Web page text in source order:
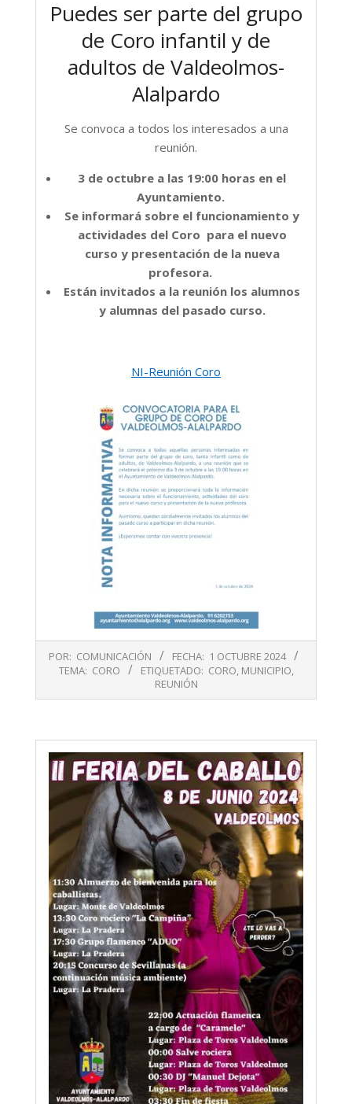
Puedes ser parte del grupo
de Coro infantil y de
adultos de Valdeolmos-
Alalpardo
Se convoca a todos los interesados a una
reunión.
3 de octubre a las 19:00 horas en el
Ayuntamiento.
Se informará sobre el funcionamiento y
actividades del Coro para el nuevo
curso y presentación de la nueva
profesora.
Están invitados a la reunión los alumnos
y alumnas del pasado curso.
NI-Reunión Coro
10-
POR: COMUNICACIÓN FECHA: 1 OCTUBRE 2024
TEMA: CORO ETIQUETADO: CORO, MUNICIPIO,
REUNIÓN